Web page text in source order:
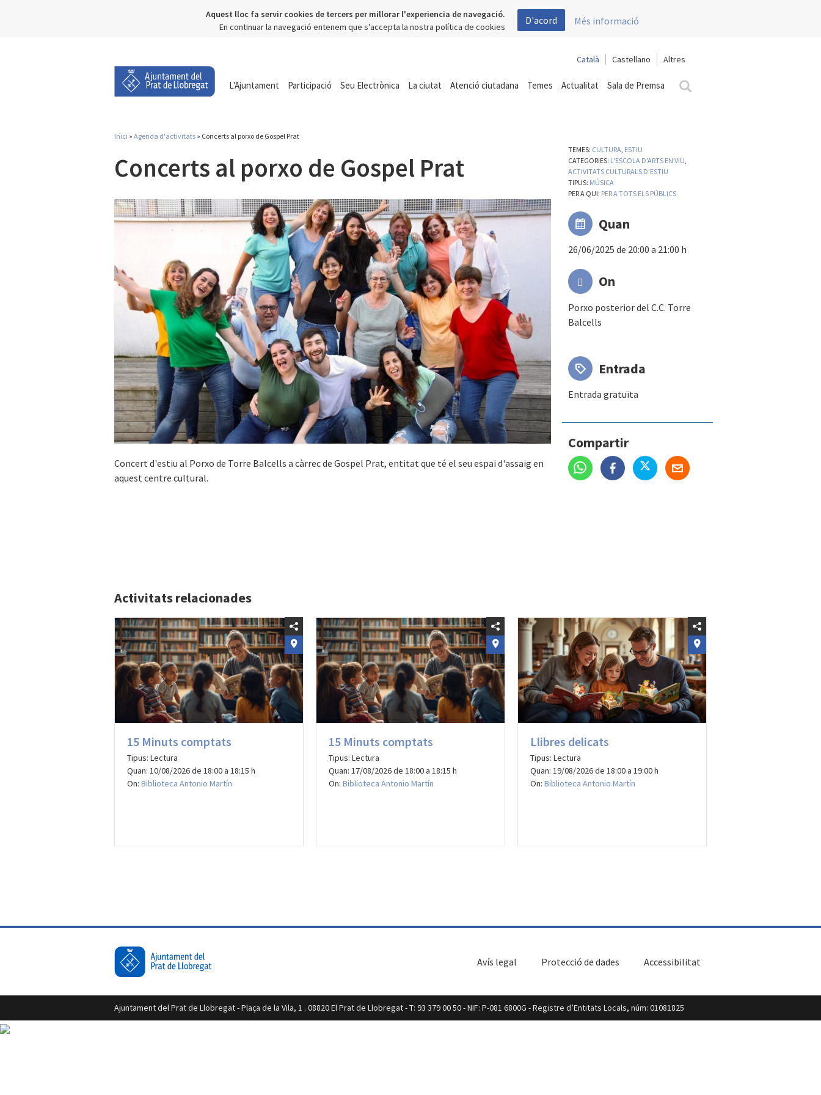
Aquest lloc fa servir cookies de tercers per millorar l'experiencia de navegació.
En continuar la navegació entenem que s'accepta la nostra política de cookies
D'acord Més informació
Català Castellano
L'Ajuntament Participació Seu Electrònica La ciutat Atenció ciutadana Temes Actualitat Sala de Premsa
Inici » Agenda d'activitats » Concerts al porxo de Gospel Prat
Concerts al porxo de Gospel Prat
TEMES: CULTURA, ESTIU
CATEGORIES: L'ESCOLA D'ARTS EN VIU,
ACTIVITATS CULTURALS D’ESTIU
TIPUS: MÚSICA
PER A QUI: PER A TOTS ELS PÚBLICS
Quan
26/06/2025 de 20:00 a 21:00 h
On
Porxo posterior del C.C. Torre
Balcells
Entrada
Entrada gratuïta
Compartir
Concert d'estiu al Porxo de Torre Balcells a càrrec de Gospel Prat, entitat que té el seu espai d'assaig en
aquest centre cultural.
Activitats relacionades
15 Minuts comptats
Tipus: Lectura
Quan: 10/08/2026 de 18:00 a 18:15 h
On: Biblioteca Antonio Martín
15 Minuts comptats
Tipus: Lectura
Quan: 17/08/2026 de 18:00 a 18:15 h
On: Biblioteca Antonio Martín
Llibres delicats
Tipus: Lectura
Quan: 19/08/2026 de 18:00 a 19:00 h
On: Biblioteca Antonio Martín
Accessibilitat
Protecció de dades
Avís legal
Ajuntament del Prat de Llobregat - Plaça de la Vila, 1 . 08820 El Prat de Llobregat - T: 93 379 00 50 - NIF: P-081 6800G - Registre d’Entitats Locals, núm: 01081825